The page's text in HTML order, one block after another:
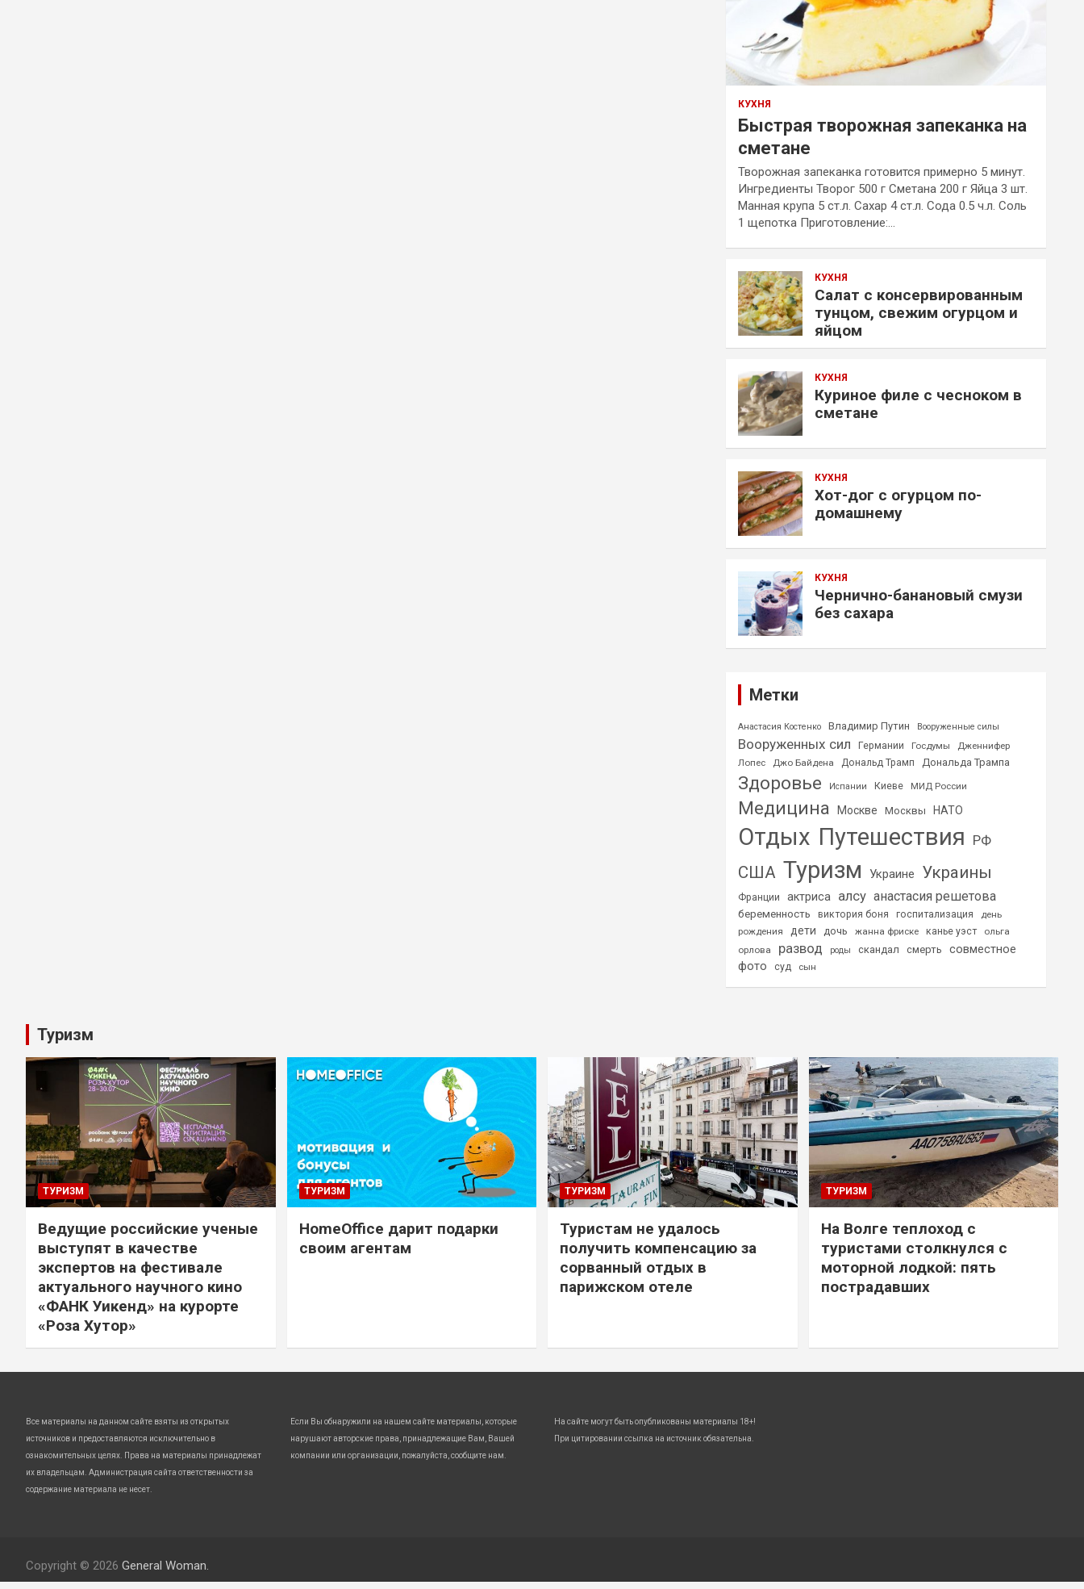
КУХНЯ
Быстрая творожная запеканка на
сметане
Творожная запеканка готовится примерно 5 минут.
Ингредиенты Творог 500 г Сметана 200 г Яйца 3 шт.
Манная крупа 5 ст.л. Сахар 4 ст.л. Сода 0.5 ч.л. Соль
1 щепотка Приготовление:…
КУХНЯ
Салат с консервированным
тунцом, свежим огурцом и
яйцом
КУХНЯ
Куриное филе с чесноком в
сметане
КУХНЯ
Хот-дог с огурцом по-
домашнему
КУХНЯ
Чернично-банановый смузи
без сахара
Метки
Анастасия Костенко Владимир Путин Вооруженные силы
Вооруженных сил Германии Госдумы
Дженнифер
Лопес
Джо Байдена Дональд Трамп Дональда Трампа
Здоровье Испании Киеве МИД России
Медицина Москве Москвы НАТО
Отдых Путешествия РФ
США Туризм Украине Украины
Франции актриса алсу анастасия решетова
беременность виктория боня госпитализация
день
рождения
дети дочь жанна фриске канье уэст
ольга
орлова
развод роды скандал смерть
совместное
фото
суд сын
Туризм
ТУРИЗМ
Ведущие российские ученые
выступят в качестве
экспертов на фестивале
актуального научного кино
«ФАНК Уикенд» на курорте
«Роза Хутор»
ТУРИЗМ
HomeOffice дарит подарки
своим агентам
ТУРИЗМ
Туристам не удалось
получить компенсацию за
сорванный отдых в
парижском отеле
ТУРИЗМ
На Волге теплоход с
туристами столкнулся с
моторной лодкой: пять
пострадавших
Все материалы на данном сайте взяты из открытых
источников и предоставляются исключительно в
ознакомительных целях. Права на материалы принадлежат
их владельцам. Администрация сайта ответственности за
содержание материала не несет.
Если Вы обнаружили на нашем сайте материалы, которые
нарушают авторские права, принадлежащие Вам, Вашей
компании или организации, пожалуйста, сообщите нам.
На сайте могут быть опубликованы материалы 18+!
При цитировании ссылка на источник обязательна.
Copyright © 2026 General Woman.